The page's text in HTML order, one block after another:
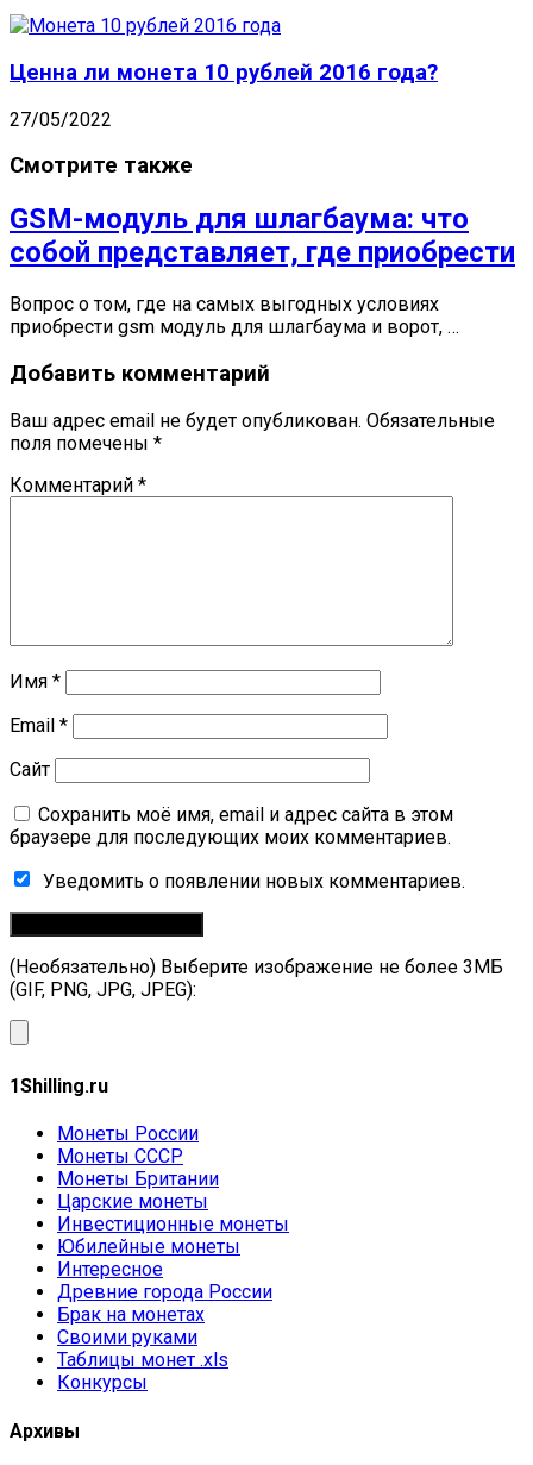
Ценна ли монета 10 рублей 2016 года?
27/05/2022
Смотрите также
GSM-модуль для шлагбаума: что
собой представляет, где приобрести
Вопрос о том, где на самых выгодных условиях
приобрести gsm модуль для шлагбаума и ворот, …
Добавить комментарий
Ваш адрес email не будет опубликован. Обязательные
поля помечены *
Комментарий *
Имя *
Email *
Сайт
Сохранить моё имя, email и адрес сайта в этом
браузере для последующих моих комментариев.
Уведомить о появлении новых комментариев.
(Необязательно) Выберите изображение не более 3МБ
(GIF, PNG, JPG, JPEG):
1Shilling.ru
Монеты России
Монеты СССР
Монеты Британии
Царские монеты
Инвестиционные монеты
Юбилейные монеты
Интересное
Древние города России
Брак на монетах
Своими руками
Таблицы монет .xls
Конкурсы
Архивы